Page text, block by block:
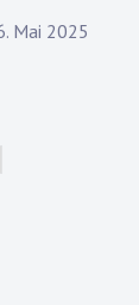
Mai 2025